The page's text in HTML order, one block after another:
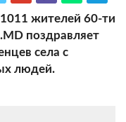
жителей 60-ти
поздравляет
села с
людей.